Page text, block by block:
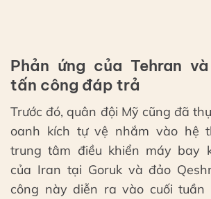
Phản ứng của Tehran
tấn công đáp trả
Trước đó, quân đội Mỹ cũng đã
oanh kích tự vệ nhắm vào hệ
trung tâm điều khiển máy bay
của Iran tại Goruk và đảo
công này diễn ra vào cuối tuần